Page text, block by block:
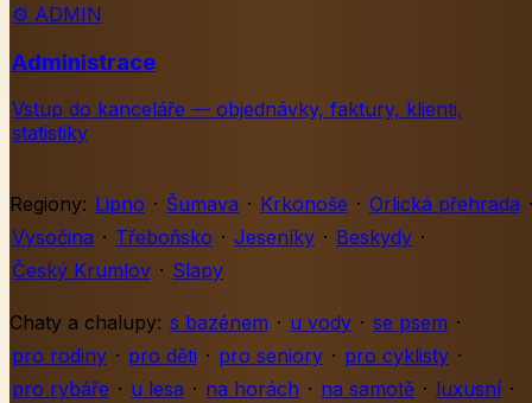
⚙️ ADMIN
Administrace
Vstup do kanceláře — objednávky, faktury, klienti,
statistiky
Regiony: Lipno · Šumava · Krkonoše · Orlická přehrada ·
Vysočina · Třeboňsko · Jeseníky · Beskydy ·
Český Krumlov · Slapy
Chaty a chalupy: s bazénem · u vody · se psem ·
pro rodiny · pro děti · pro seniory · pro cyklisty ·
pro rybáře · u lesa · na horách · na samotě · luxusní ·